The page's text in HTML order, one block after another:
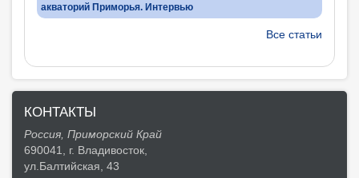
акваторий Приморья. Интервью
Все статьи
КОНТАКТЫ
Россия, Приморский Край
690041, г. Владивосток,
ул.Балтийская, 43